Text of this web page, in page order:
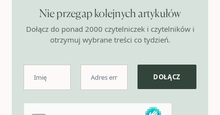
Nie przegap kolejnych artykułów
Dołącz do ponad 2000 czytelniczek i czytelników i
otrzymuj wybrane treści co tydzień.